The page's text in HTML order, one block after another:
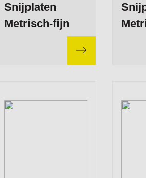
Snijplaten
Metrisch-fijn